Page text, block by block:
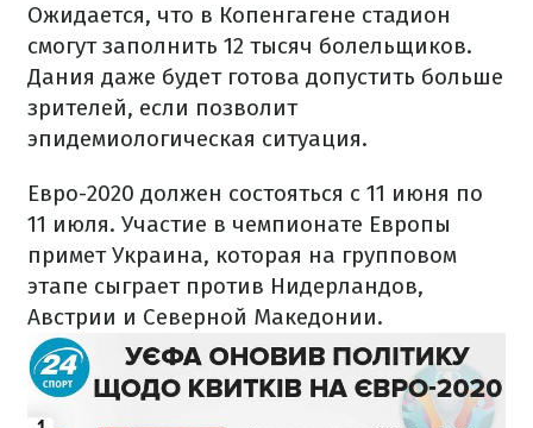
Ожидается, что в Копенгагене стадион
смогут заполнить 12 тысяч болельщиков.
Дания даже будет готова допустить больше
зрителей, если позволит
эпидемиологическая ситуация.
Евро-2020 должен состояться с 11 июня по
11 июля. Участие в чемпионате Европы
примет Украина, которая на групповом
этапе сыграет против Нидерландов,
Австрии и Северной Македонии.